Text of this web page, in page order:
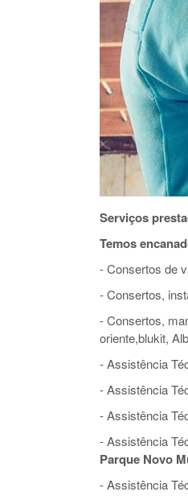
Serviços
Temos
- Consertos de
- Consertos,
- Consertos,
oriente,blukit,
- Assistência
- Assistência
- Assistência
- Assistência
Parque Novo
- Assistência